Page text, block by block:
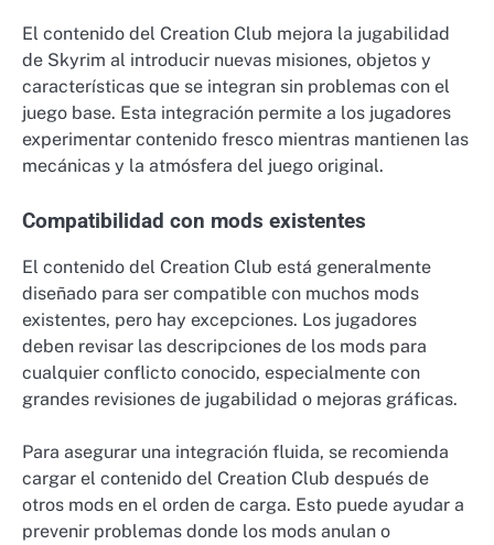
El contenido del Creation Club mejora la jugabilidad
de Skyrim al introducir nuevas misiones, objetos y
características que se integran sin problemas con el
juego base. Esta integración permite a los jugadores
experimentar contenido fresco mientras mantienen las
mecánicas y la atmósfera del juego original.
Compatibilidad con mods existentes
El contenido del Creation Club está generalmente
diseñado para ser compatible con muchos mods
existentes, pero hay excepciones. Los jugadores
deben revisar las descripciones de los mods para
cualquier conflicto conocido, especialmente con
grandes revisiones de jugabilidad o mejoras gráficas.
Para asegurar una integración fluida, se recomienda
cargar el contenido del Creation Club después de
otros mods en el orden de carga. Esto puede ayudar a
prevenir problemas donde los mods anulan o